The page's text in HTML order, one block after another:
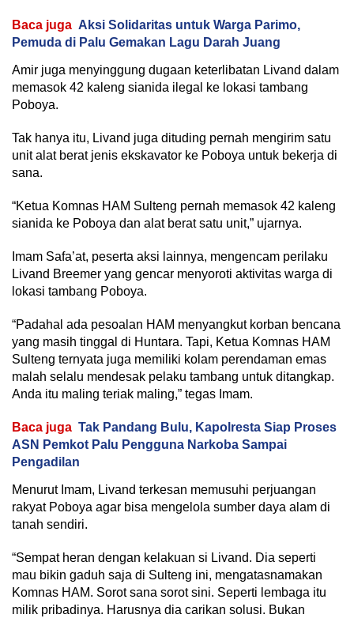
Baca juga Aksi Solidaritas untuk Warga Parimo,
Pemuda di Palu Gemakan Lagu Darah Juang
Amir juga menyinggung dugaan keterlibatan Livand dalam
memasok 42 kaleng sianida ilegal ke lokasi tambang
Poboya.
Tak hanya itu, Livand juga dituding pernah mengirim satu
unit alat berat jenis ekskavator ke Poboya untuk bekerja di
sana.
“Ketua Komnas HAM Sulteng pernah memasok 42 kaleng
sianida ke Poboya dan alat berat satu unit,” ujarnya.
Imam Safa’at, peserta aksi lainnya, mengencam perilaku
Livand Breemer yang gencar menyoroti aktivitas warga di
lokasi tambang Poboya.
“Padahal ada pesoalan HAM menyangkut korban bencana
yang masih tinggal di Huntara. Tapi, Ketua Komnas HAM
Sulteng ternyata juga memiliki kolam perendaman emas
malah selalu mendesak pelaku tambang untuk ditangkap.
Anda itu maling teriak maling,” tegas Imam.
Baca juga Tak Pandang Bulu, Kapolresta Siap Proses
ASN Pemkot Palu Pengguna Narkoba Sampai
Pengadilan
Menurut Imam, Livand terkesan memusuhi perjuangan
rakyat Poboya agar bisa mengelola sumber daya alam di
tanah sendiri.
“Sempat heran dengan kelakuan si Livand. Dia seperti
mau bikin gaduh saja di Sulteng ini, mengatasnamakan
Komnas HAM. Sorot sana sorot sini. Seperti lembaga itu
milik pribadinya. Harusnya dia carikan solusi. Bukan